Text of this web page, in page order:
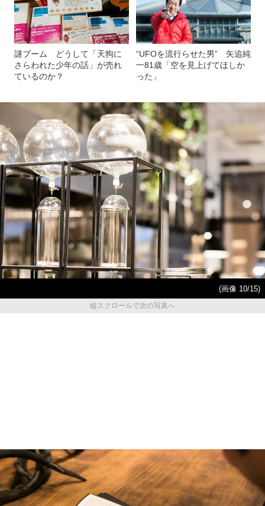
謎ブーム どうして「天狗に
さらわれた少年の話」が売れ
ているのか？
“UFOを流行らせた男” 矢追純
一81歳「空を見上げてほしか
った」
(画像 10/15)
縦スクロールで次の写真へ